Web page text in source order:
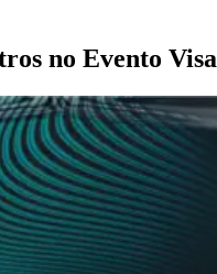
no Evento Visa